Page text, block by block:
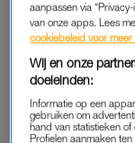
toenemen van
nepprofielen. Dat
die nepprofielen
leggen.”
Steeds meer
aanpassen via
van onze apps. Lees
cookiebeleid voor meer
Wij en onze
doeleinden:
Informatie op een
gebruiken om
hand van statistieken
Profielen aanmaken